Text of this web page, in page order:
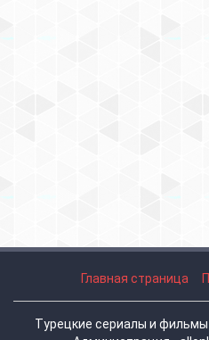
Главная страница
Турецкие сериалы и